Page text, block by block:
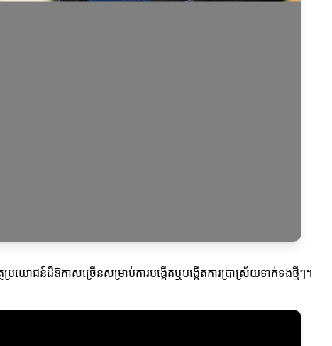
ោជន៍ដ៏ឱកាសច្រើនសម្រាប់ការបង្កើតឬបង្កើតការប្រាស្រ័យទាក់ទងថ្មីៗ។